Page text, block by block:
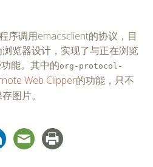
序调用emacsclient的协议，目
览器设计，实现了与正在浏览
能。其中的org-protocol-
Web Clipper的功能，只不
图片。